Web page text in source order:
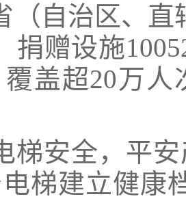
（自治区、
捐赠设施
盖超20万
梯安全，平
梯建立健康